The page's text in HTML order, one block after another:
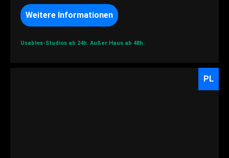
Weitere Informationen
Usables-Studios ab 24h. Außer Haus ab 48h.
PL